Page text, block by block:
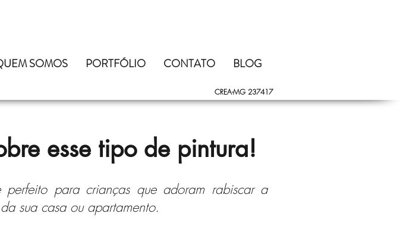
SOMOS PORTFÓLIO CONTATO BLOG
CREA-MG 237417
esse tipo de pintura!
para crianças que adoram rabiscar a
sua casa ou apartamento.